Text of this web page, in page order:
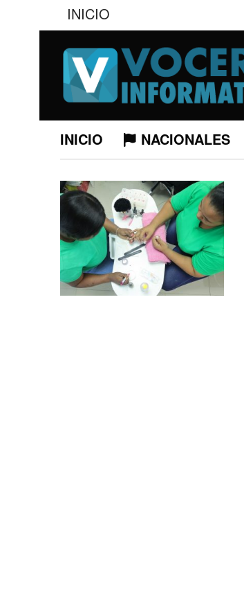
INICIO
INICIO NACIONALES